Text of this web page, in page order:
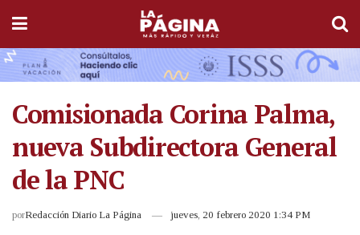
Comisionada Corina Palma,
nueva Subdirectora General
de la PNC
porRedacción Diario La Página jueves, 20 febrero 2020 1:34 PM